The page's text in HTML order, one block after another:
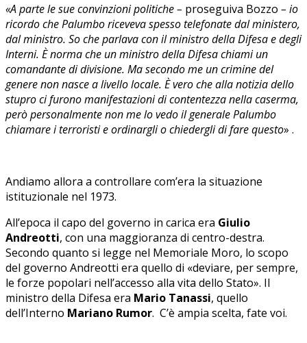
«A parte le sue convinzioni politiche – proseguiva Bozzo – io
ricordo che Palumbo riceveva spesso telefonate dal ministero,
dal ministro. So che parlava con il ministro della Difesa e degli
Interni. È norma che un ministro della Difesa chiami un
comandante di divisione. Ma secondo me un crimine del
genere non nasce a livello locale. È vero che alla notizia dello
stupro ci furono manifestazioni di contentezza nella caserma,
però personalmente non me lo vedo il generale Palumbo
chiamare i terroristi e ordinargli o chiedergli di farequesto» .
Andiamo allora a controllare com’era la situazione
istituzionale nel 1973.
All’epoca il capo del governo in carica era Giulio
Andreotti, con una maggioranza di centro-destra.
Secondo quanto si legge nel Memoriale Moro, lo scopo
del governo Andreotti era quello di «deviare, per sempre,
le forze popolari nell’accesso alla vita dello Stato». Il
ministro della Difesa era Mario Tanassi, quello
dell’Interno Mariano Rumor. C’è ampia scelta, fate voi.